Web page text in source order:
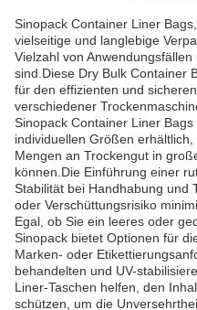
Sinopack Container Liner
vielseitige und langlebige
Vielzahl von
sind.Diese Dry Bulk Container
für den effizienten und
verschiedener
Sinopack Container Liner
individuellen Größen
Mengen an Trockengut in
können.Die Einführung einer
Stabilität bei Handhabung und
oder Verschüttungsrisiko
Egal, ob Sie ein leeres oder
Sinopack bietet Optionen für
Marken- oder
behandelten und UV-
Liner-Taschen helfen, den
schützen, um die